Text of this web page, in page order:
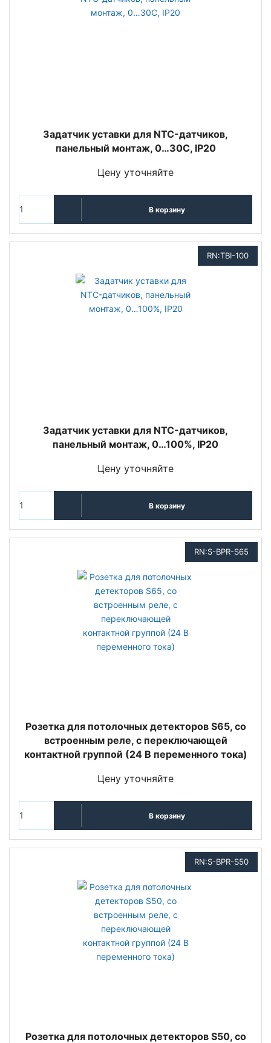
Задатчик уставки для NTC-датчиков,
панельный монтаж, 0…30С, IP20
Цену уточняйте
В корзину
RN:TBI-100
Задатчик уставки для NTC-датчиков,
панельный монтаж, 0…100%, IP20
Цену уточняйте
В корзину
RN:S-BPR-S65
Розетка для потолочных детекторов S65, со
встроенным реле, с переключающей
контактной группой (24 В переменного тока)
Цену уточняйте
В корзину
RN:S-BPR-S50
Розетка для потолочных детекторов S50, со